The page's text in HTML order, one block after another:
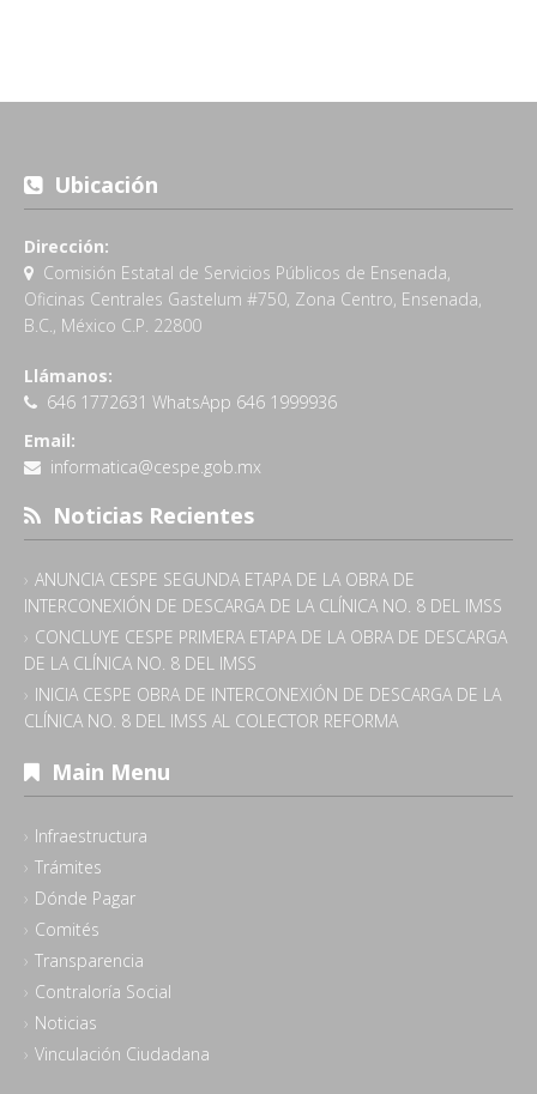
Ubicación
Dirección:
Comisión Estatal de Servicios Públicos de Ensenada,
Oficinas Centrales Gastelum #750, Zona Centro, Ensenada,
B.C., México C.P. 22800
Llámanos:
646 1772631 WhatsApp 646 1999936
Email:
informatica@cespe.gob.mx
Noticias Recientes
ANUNCIA CESPE SEGUNDA ETAPA DE LA OBRA DE
INTERCONEXIÓN DE DESCARGA DE LA CLÍNICA NO. 8 DEL IMSS
CONCLUYE CESPE PRIMERA ETAPA DE LA OBRA DE DESCARGA
DE LA CLÍNICA NO. 8 DEL IMSS
INICIA CESPE OBRA DE INTERCONEXIÓN DE DESCARGA DE LA
CLÍNICA NO. 8 DEL IMSS AL COLECTOR REFORMA
Main Menu
Infraestructura
Trámites
Dónde Pagar
Comités
Transparencia
Contraloría Social
Noticias
Vinculación Ciudadana